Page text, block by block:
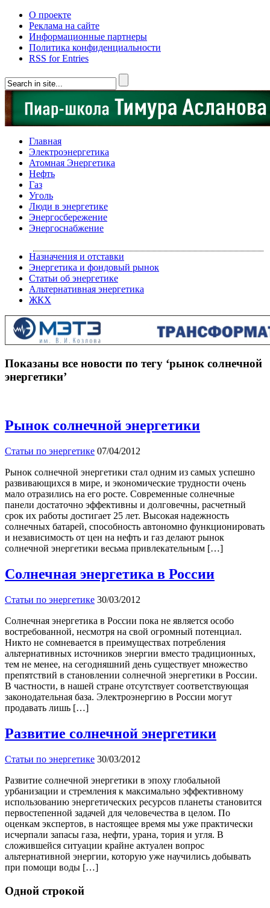
О проекте
Реклама на сайте
Информационные партнеры
Политика конфиденциальности
RSS for Entries
Главная
Электроэнергетика
Атомная Энергетика
Нефть
Газ
Уголь
Люди в энергетике
Энергосбережение
Энергоснабжение
Назначения и отставки
Энергетика и фондовый рынок
Статьи об энергетике
Альтернативная энергетика
ЖКХ
Показаны все новости по тегу ‘рынок солнечной
энергетики’
Рынок солнечной энергетики
Статьи по энергетике 07/04/2012
Рынок солнечной энергетики стал одним из самых успешно
развивающихся в мире, и экономические трудности очень
мало отразились на его росте. Современные солнечные
панели достаточно эффективны и долговечны, расчетный
срок их работы достигает 25 лет. Высокая надежность
солнечных батарей, способность автономно функционировать
и независимость от цен на нефть и газ делают рынок
солнечной энергетики весьма привлекательным […]
Солнечная энергетика в России
Статьи по энергетике 30/03/2012
Солнечная энергетика в России пока не является особо
востребованной, несмотря на свой огромный потенциал.
Никто не сомневается в преимуществах потребления
альтернативных источников энергии вместо традиционных,
тем не менее, на сегодняшний день существует множество
препятствий в становлении солнечной энергетики в России.
В частности, в нашей стране отсутствует соответствующая
законодательная база. Электроэнергию в России могут
продавать лишь […]
Развитие солнечной энергетики
Статьи по энергетике 30/03/2012
Развитие солнечной энергетики в эпоху глобальной
урбанизации и стремления к максимально эффективному
использованию энергетических ресурсов планеты становится
первостепенной задачей для человечества в целом. По
оценкам экспертов, в настоящее время мы уже практически
исчерпали запасы газа, нефти, урана, тория и угля. В
сложившейся ситуации крайне актуален вопрос
альтернативной энергии, которую уже научились добывать
при помощи воды […]
Одной строкой